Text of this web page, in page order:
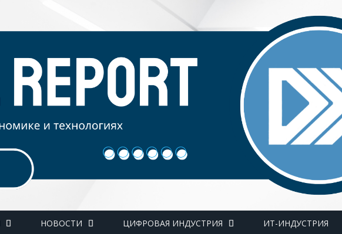
НОВОСТИ ЦИФРОВАЯ ИНДУСТРИЯ ИТ-ИНДУСТРИЯ